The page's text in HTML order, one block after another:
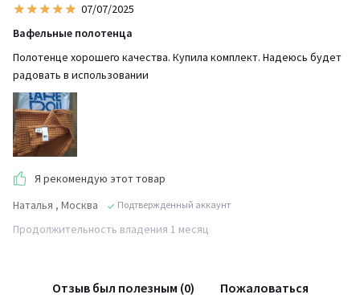
07/07/2025
Вафельные полотенца
Полотенце хорошего качества. Купила комплект. Надеюсь будет
радовать в использовании
Я рекомендую этот товар
Наталья , Москва Подтвержденный аккаунт
Продолжительность владения 1 месяц
Отзыв был полезным (0) Пожаловаться